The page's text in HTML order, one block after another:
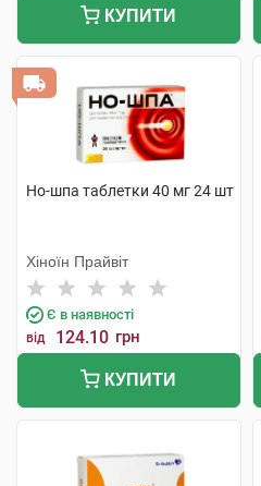
КУПИТИ
Но-шпа таблетки 40 мг 24 шт
Хіноїн Прайвіт
Є в наявності
від 124.10 грн
КУПИТИ